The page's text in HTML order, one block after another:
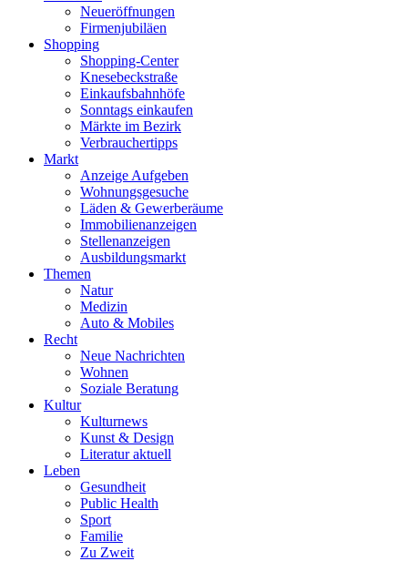
Neueröffnungen
Firmenjubiläen
Shopping
Shopping-Center
Knesebeckstraße
Einkaufsbahnhöfe
Sonntags einkaufen
Märkte im Bezirk
Verbrauchertipps
Markt
Anzeige Aufgeben
Wohnungsgesuche
Läden & Gewerberäume
Immobilienanzeigen
Stellenanzeigen
Ausbildungsmarkt
Themen
Natur
Medizin
Auto & Mobiles
Recht
Neue Nachrichten
Wohnen
Soziale Beratung
Kultur
Kulturnews
Kunst & Design
Literatur aktuell
Leben
Gesundheit
Public Health
Sport
Familie
Zu Zweit